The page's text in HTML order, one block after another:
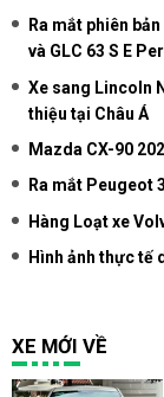
Ra mắt phiên
và GLC 63 S E
Xe sang Lincoln
thiệu tại Châu Á
Mazda CX-90
Ra mắt Peugeot
Hàng Loạt xe
Hình ảnh thực tế
XE MỚI VỀ